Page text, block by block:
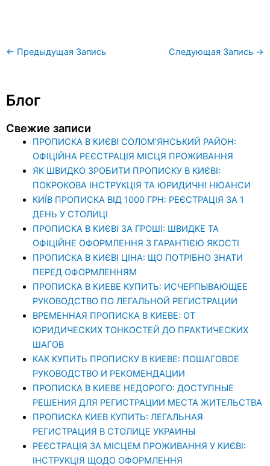
← Предыдущая Запись Следующая Запись →
Блог
Свежие записи
ПРОПИСКА В КИЄВІ СОЛОМ’ЯНСЬКИЙ РАЙОН:
ОФІЦІЙНА РЕЄСТРАЦІЯ МІСЦЯ ПРОЖИВАННЯ
ЯК ШВИДКО ЗРОБИТИ ПРОПИСКУ В КИЄВІ:
ПОКРОКОВА ІНСТРУКЦІЯ ТА ЮРИДИЧНІ НЮАНСИ
КИЇВ ПРОПИСКА ВІД 1000 ГРН: РЕЄСТРАЦІЯ ЗА 1
ДЕНЬ У СТОЛИЦІ
ПРОПИСКА В КИЄВІ ЗА ГРОШІ: ШВИДКЕ ТА
ОФІЦІЙНЕ ОФОРМЛЕННЯ З ГАРАНТІЄЮ ЯКОСТІ
ПРОПИСКА В КИЄВІ ЦІНА: ЩО ПОТРІБНО ЗНАТИ
ПЕРЕД ОФОРМЛЕННЯМ
ПРОПИСКА В КИЕВЕ КУПИТЬ: ИСЧЕРПЫВАЮЩЕЕ
РУКОВОДСТВО ПО ЛЕГАЛЬНОЙ РЕГИСТРАЦИИ
ВРЕМЕННАЯ ПРОПИСКА В КИЕВЕ: ОТ
ЮРИДИЧЕСКИХ ТОНКОСТЕЙ ДО ПРАКТИЧЕСКИХ
ШАГОВ
КАК КУПИТЬ ПРОПИСКУ В КИЕВЕ: ПОШАГОВОЕ
РУКОВОДСТВО И РЕКОМЕНДАЦИИ
ПРОПИСКА В КИЕВЕ НЕДОРОГО: ДОСТУПНЫЕ
РЕШЕНИЯ ДЛЯ РЕГИСТРАЦИИ МЕСТА ЖИТЕЛЬСТВА
ПРОПИСКА КИЕВ КУПИТЬ: ЛЕГАЛЬНАЯ
РЕГИСТРАЦИЯ В СТОЛИЦЕ УКРАИНЫ
РЕЄСТРАЦІЯ ЗА МІСЦЕМ ПРОЖИВАННЯ У КИЄВІ:
ІНСТРУКЦІЯ ЩОДО ОФОРМЛЕННЯ